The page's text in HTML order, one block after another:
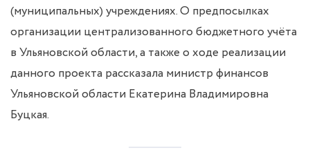
(муниципальных) учреждениях. О предпосылках
организации централизованного бюджетного учёта
в Ульяновской области, а также о ходе реализации
данного проекта рассказала министр финансов
Ульяновской области Екатерина Владимировна
Буцкая.